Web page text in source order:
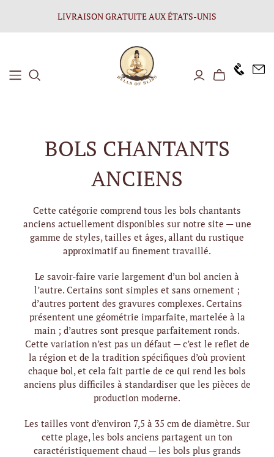
LIVRAISON GRATUITE AUX ÉTATS-UNIS
BOLS CHANTANTS
ANCIENS
Cette catégorie comprend tous les bols chantants
anciens actuellement disponibles sur notre site — une
gamme de styles, tailles et âges, allant du rustique
approximatif au finement travaillé.
Le savoir-faire varie largement d’un bol ancien à
l’autre. Certains sont simples et sans ornement ;
d’autres portent des gravures complexes. Certains
présentent une géométrie imparfaite, martelée à la
main ; d’autres sont presque parfaitement ronds.
Cette variation n’est pas un défaut — c’est le reflet de
la région et de la tradition spécifiques d’où provient
chaque bol, et cela fait partie de ce qui rend les bols
anciens plus difficiles à standardiser que les pièces de
production moderne.
Les tailles vont d’environ 7,5 à 35 cm de diamètre. Sur
cette plage, les bols anciens partagent un ton
caractéristiquement chaud — les bols plus grands